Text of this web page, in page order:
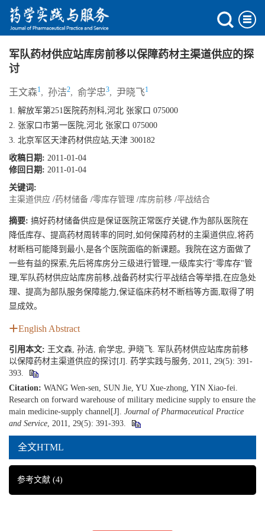
军队药材供应站库房前移以保障药材主渠道供应的探
讨
王文森1, 孙洁2, 俞学忠3, 尹晓飞1
1. 解放军第251医院药剂科,河北 张家口 075000
2. 张家口市第一医院,河北 张家口 075000
3. 北京军区天津药材供应站,天津 300182
收稿日期: 2011-01-04
修回日期: 2011-01-04
关键词:
主渠道供应 /药材储备 /零库存管理 /库房前移 /平战结合
摘要: 搞好药材储备供应是保证医院正常医疗关键,作为部队医院在
降低库存、提高药材周转率的同时,如何保障药材的主渠道供应,将药
材断档可能降到最小,是各个医院面临的新课题。我院在这方面做了
一些有益的探索,先后将库房分三级进行管理,一级库实行"零库存"管
理,军队药材供应站库房前移,战备药材实行平战结合等举措,在应急处
理、提高为部队服务保障能力,保证临床药材不断档等方面,取得了明
显成效。
English Abstract
引用本文: 王文森, 孙洁, 俞学忠, 尹晓飞. 军队药材供应站库房前移
以保障药材主渠道供应的探讨[J]. 药学实践与服务, 2011, 29(5): 391-
393.
Citation: WANG Wen-sen, SUN Jie, YU Xue-zhong, YIN Xiao-fei.
Research on forward warehouse of military medicine supply to ensure the
main medicine-supply channel[J]. Journal of Pharmaceutical Practice
and Service , 2011, 29(5): 391-393.
全文HTML
参考文献 (4)